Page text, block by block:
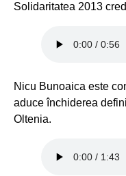
Solidaritatea 2013
Nicu Bunoaica este
aduce închiderea
Oltenia.